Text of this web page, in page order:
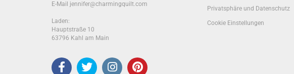
Privatsphäre und Datenschutz
Cookie Einstellungen
E-Mail jennifer@charmingquilt.com
Laden:
Hauptstraße 10
63796 Kahl am Main